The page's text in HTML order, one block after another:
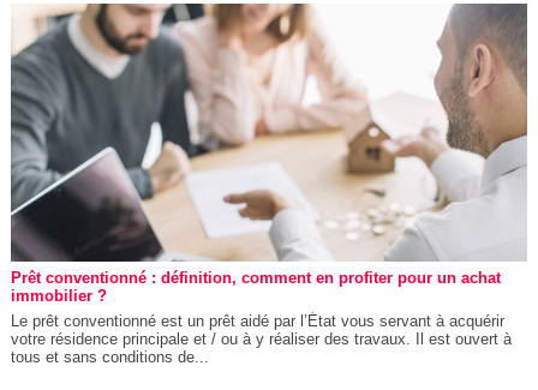
Prêt conventionné : définition, comment en profiter pour un achat
immobilier ?
Le prêt conventionné est un prêt aidé par l’État vous servant à acquérir
votre résidence principale et / ou à y réaliser des travaux. Il est ouvert à
tous et sans conditions de...